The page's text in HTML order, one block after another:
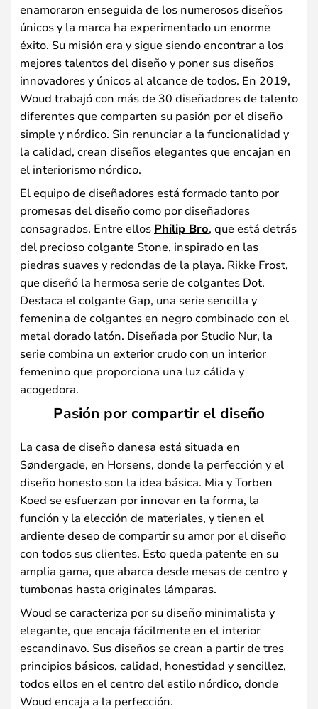
enamoraron enseguida de los numerosos diseños
únicos y la marca ha experimentado un enorme
éxito. Su misión era y sigue siendo encontrar a los
mejores talentos del diseño y poner sus diseños
innovadores y únicos al alcance de todos. En 2019,
Woud trabajó con más de 30 diseñadores de talento
diferentes que comparten su pasión por el diseño
simple y nórdico. Sin renunciar a la funcionalidad y
la calidad, crean diseños elegantes que encajan en
el interiorismo nórdico.
El equipo de diseñadores está formado tanto por
promesas del diseño como por diseñadores
consagrados. Entre ellos Philip Bro, que está detrás
del precioso colgante Stone, inspirado en las
piedras suaves y redondas de la playa. Rikke Frost,
que diseñó la hermosa serie de colgantes Dot.
Destaca el colgante Gap, una serie sencilla y
femenina de colgantes en negro combinado con el
metal dorado latón. Diseñada por Studio Nur, la
serie combina un exterior crudo con un interior
femenino que proporciona una luz cálida y
acogedora.
Pasión por compartir el diseño
La casa de diseño danesa está situada en
Søndergade, en Horsens, donde la perfección y el
diseño honesto son la idea básica. Mia y Torben
Koed se esfuerzan por innovar en la forma, la
función y la elección de materiales, y tienen el
ardiente deseo de compartir su amor por el diseño
con todos sus clientes. Esto queda patente en su
amplia gama, que abarca desde mesas de centro y
tumbonas hasta originales lámparas.
Woud se caracteriza por su diseño minimalista y
elegante, que encaja fácilmente en el interior
escandinavo. Sus diseños se crean a partir de tres
principios básicos, calidad, honestidad y sencillez,
todos ellos en el centro del estilo nórdico, donde
Woud encaja a la perfección.